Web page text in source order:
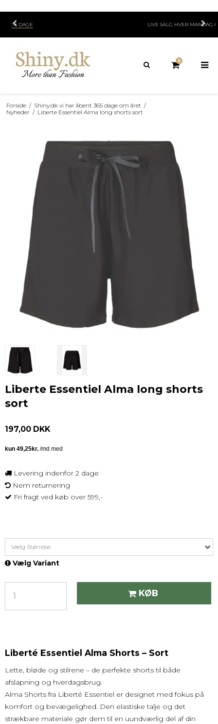
LIVE SALG HVER MANDAG OG TORSDAG KL. 19.00
0
Forside / Shiny.dk vi har åbent 365 dage om året /
Nyheder / Liberte Essentiel Alma long shorts sort
Liberte Essentiel Alma long shorts
sort
197,00 DKK
Levering indenfor 2 dage
Nem returnering
Fri fragt ved køb over 599,-
Vælg Størrelse
Vælg Variant
KØB
Liberté Essentiel Alma Shorts – Sort
Lette, bløde og stilrene – de perfekte shorts til både
afslapning og hverdagsbrug.
Alma Shorts fra Liberté Essentiel er designet med fokus på
komfort og bevægelighed. Den elastiske talje og det
strækbare materiale gør dem til en uundværlig del af din